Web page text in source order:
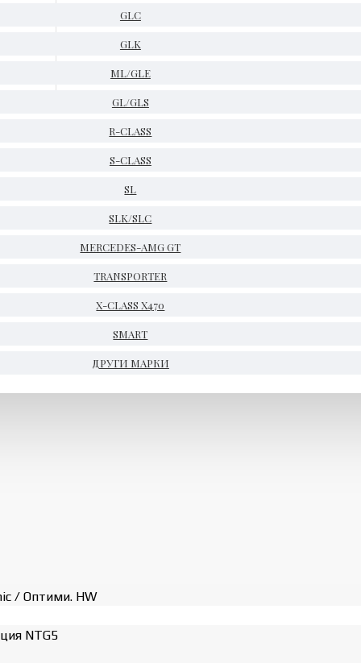
GLC
GLK
ML/GLE
GL/GLS
R-CLASS
S-CLASS
SL
SLK/SLC
MERCEDES-AMG GT
TRANSPORTER
X-CLASS X470
SMART
ДРУГИ МАРКИ
/ Оптими. HW
NTG5